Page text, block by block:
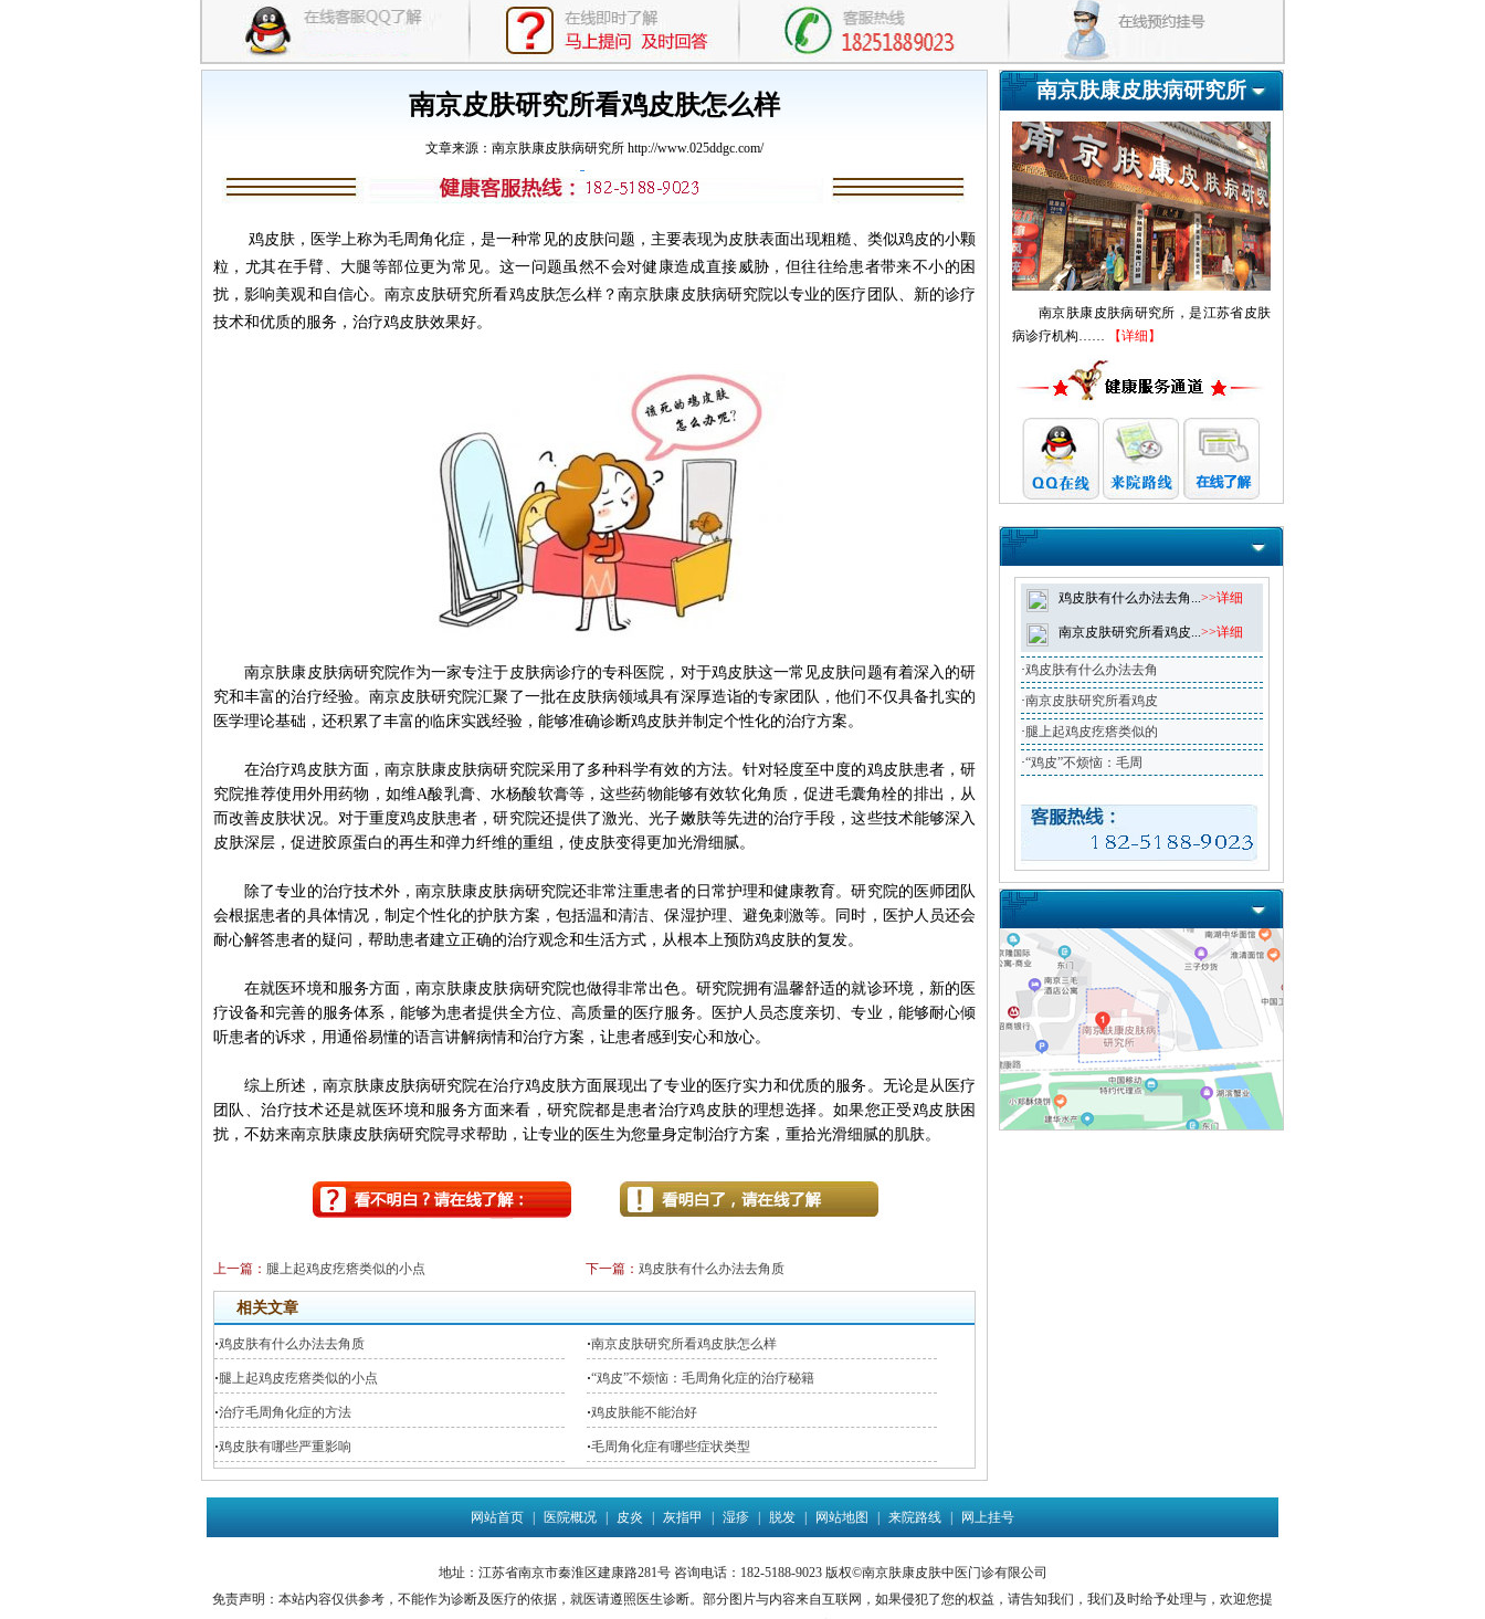
南京皮肤研究所看鸡皮肤怎么样
文章来源：南京肤康皮肤病研究所 http://www.025ddgc.com/
鸡皮肤，医学上称为毛周角化症，是一种常见的皮肤问题，主要表现为皮肤表面出现粗糙、类似鸡皮的小颗
粒，尤其在手臂、大腿等部位更为常见。这一问题虽然不会对健康造成直接威胁，但往往给患者带来不小的困
扰，影响美观和自信心。南京皮肤研究所看鸡皮肤怎么样？南京肤康皮肤病研究院以专业的医疗团队、新的诊疗
技术和优质的服务，治疗鸡皮肤效果好。
南京肤康皮肤病研究院作为一家专注于皮肤病诊疗的专科医院，对于鸡皮肤这一常见皮肤问题有着深入的研
究和丰富的治疗经验。南京皮肤研究院汇聚了一批在皮肤病领域具有深厚造诣的专家团队，他们不仅具备扎实的
医学理论基础，还积累了丰富的临床实践经验，能够准确诊断鸡皮肤并制定个性化的治疗方案。
在治疗鸡皮肤方面，南京肤康皮肤病研究院采用了多种科学有效的方法。针对轻度至中度的鸡皮肤患者，研
究院推荐使用外用药物，如维A酸乳膏、水杨酸软膏等，这些药物能够有效软化角质，促进毛囊角栓的排出，从
而改善皮肤状况。对于重度鸡皮肤患者，研究院还提供了激光、光子嫩肤等先进的治疗手段，这些技术能够深入
皮肤深层，促进胶原蛋白的再生和弹力纤维的重组，使皮肤变得更加光滑细腻。
除了专业的治疗技术外，南京肤康皮肤病研究院还非常注重患者的日常护理和健康教育。研究院的医师团队
会根据患者的具体情况，制定个性化的护肤方案，包括温和清洁、保湿护理、避免刺激等。同时，医护人员还会
耐心解答患者的疑问，帮助患者建立正确的治疗观念和生活方式，从根本上预防鸡皮肤的复发。
在就医环境和服务方面，南京肤康皮肤病研究院也做得非常出色。研究院拥有温馨舒适的就诊环境，新的医
疗设备和完善的服务体系，能够为患者提供全方位、高质量的医疗服务。医护人员态度亲切、专业，能够耐心倾
听患者的诉求，用通俗易懂的语言讲解病情和治疗方案，让患者感到安心和放心。
综上所述，南京肤康皮肤病研究院在治疗鸡皮肤方面展现出了专业的医疗实力和优质的服务。无论是从医疗
团队、治疗技术还是就医环境和服务方面来看，研究院都是患者治疗鸡皮肤的理想选择。如果您正受鸡皮肤困
扰，不妨来南京肤康皮肤病研究院寻求帮助，让专业的医生为您量身定制治疗方案，重拾光滑细腻的肌肤。
上一篇： 腿上起鸡皮疙瘩类似的小点 下一篇： 鸡皮肤有什么办法去角质
相关文章
·鸡皮肤有什么办法去角质 ·南京皮肤研究所看鸡皮肤怎么样
· 腿上起鸡皮疙瘩类似的小点 ·“鸡皮”不烦恼：毛周角化症的治疗秘籍
·治疗毛周角化症的方法 ·鸡皮肤能不能治好
·鸡皮肤有哪些严重影响 ·毛周角化症有哪些症状类型
南京肤康皮肤病研究所
南京肤康皮肤病研究所，是江苏省皮肤
病诊疗机构……
【详细】
鸡皮肤有什么办法去角...>>详细
南京皮肤研究所看鸡皮...>>详细
·鸡皮肤有什么办法去角
·南京皮肤研究所看鸡皮
· 腿上起鸡皮疙瘩类似的
·“鸡皮”不烦恼：毛周
网站首页 医院概况 皮炎 灰指甲 湿疹 脱发 网站地图 来院路线 网上挂号
地址：江苏省南京市秦淮区建康路281号 咨询电话：182-5188-9023 版权©南京肤康皮肤中医门诊有限公司
免责声明：本站内容仅供参考，不能作为诊断及医疗的依据，就医请遵照医生诊断。部分图片与内容来自互联网，如果侵犯了您的权益，请告知我们，我们及时给予处理与，欢迎您提